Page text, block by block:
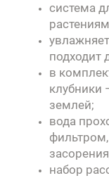
система
подходит
в
клубники
землей;
вода
набор